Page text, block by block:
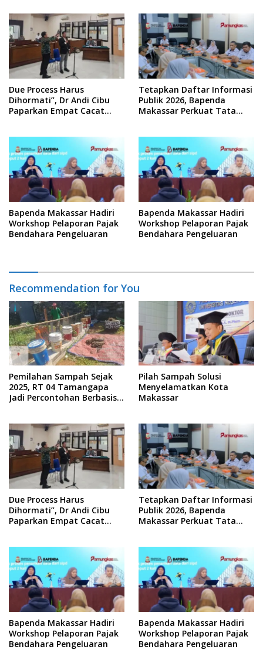
Due Process Harus
Dihormati”, Dr Andi Cibu
Paparkan Empat Cacat
Tetapkan Daftar Informasi
Publik 2026, Bapenda
Makassar Perkuat Tata
Bapenda Makassar Hadiri
Workshop Pelaporan Pajak
Bendahara Pengeluaran
Bapenda Makassar Hadiri
Workshop Pelaporan Pajak
Bendahara Pengeluaran
Recommendation for You
Pemilahan Sampah Sejak
2025, RT 04 Tamangapa
Jadi Percontohan Berbasis
Pilah Sampah Solusi
Menyelamatkan Kota
Makassar
Due Process Harus
Dihormati”, Dr Andi Cibu
Paparkan Empat Cacat
Tetapkan Daftar Informasi
Publik 2026, Bapenda
Makassar Perkuat Tata
Bapenda Makassar Hadiri
Workshop Pelaporan Pajak
Bendahara Pengeluaran
Bapenda Makassar Hadiri
Workshop Pelaporan Pajak
Bendahara Pengeluaran